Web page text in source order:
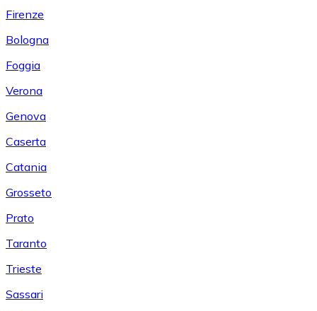
Firenze
Bologna
Foggia
Verona
Genova
Caserta
Catania
Grosseto
Prato
Taranto
Trieste
Sassari